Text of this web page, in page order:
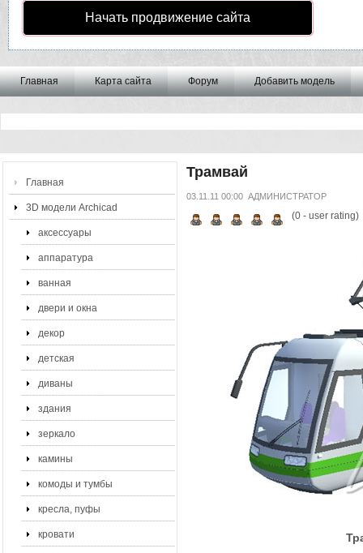
Начать продвижение сайта
Главная Карта сайта Форум Добавить модель
Главная
3D модели Archicad
аксессуары
аппаратура
ванная
двери и окна
декор
детская
диваны
здания
зеркало
камины
комоды и тумбы
кресла, пуфы
кровати
Трамвай
03.11.11 00:00 АДМИНИСТРАТОР
(0- user rating)